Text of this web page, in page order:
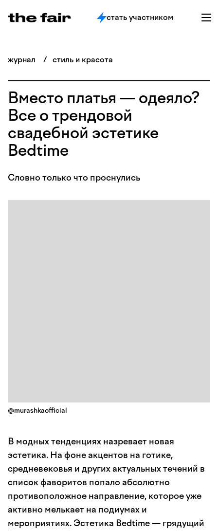
стать участником
журнал / стиль и красота
@murashkaofficial
Вместо платья — одеяло?
Все о трендовой
свадебной эстетике
Bedtime
Словно только что проснулись
В модных тенденциях назревает новая
эстетика. На фоне акцентов на готике,
средневековья и других актуальных течений в
список фаворитов попало абсолютно
противоположное направление, которое уже
активно мелькает на подиумах и
мероприятиях. Эстетика Bedtime — грядущий